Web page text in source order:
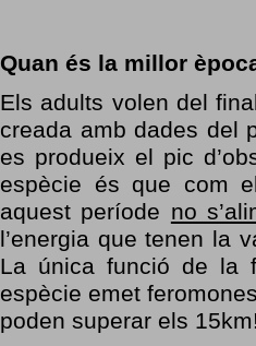
Quan és la millor
Els adults volen del
creada amb dades del
es produeix el pic
espècie és que com
aquest període no
l’energia que tenen la
La única funció de la
espècie emet
poden superar els